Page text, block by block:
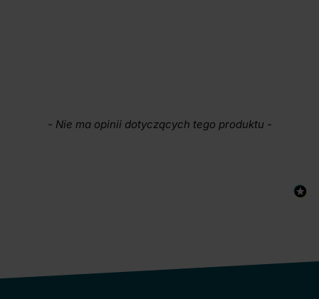
- Nie ma opinii dotyczących tego produktu -
New content loaded